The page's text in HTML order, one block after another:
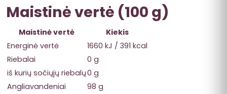
Maistinė vertė (100 g)
Maistinė vertė
Kiekis
Energinė vertė
1660 kJ / 391 kcal
Riebalai
0 g
iš kurių sočiųjų riebalų0 g
Angliavandeniai
98 g